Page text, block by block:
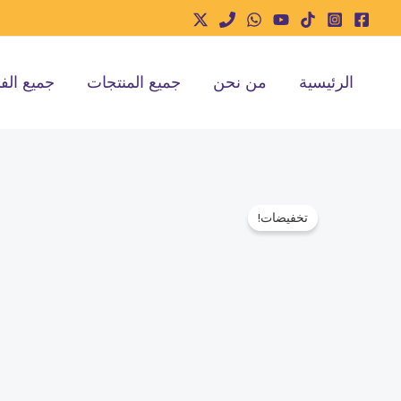
تخطي
إلى
الرئيسية من نحن جميع المنتجات جميع
تخفيضات!